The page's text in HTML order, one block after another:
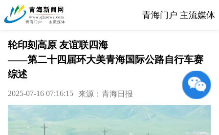
青海门户 主流媒体
轮印刻高原 友谊联四海
——第二十四届环大美青海国际公路自行车赛
综述
2025-07-16 07:16:15 来源：青海日报